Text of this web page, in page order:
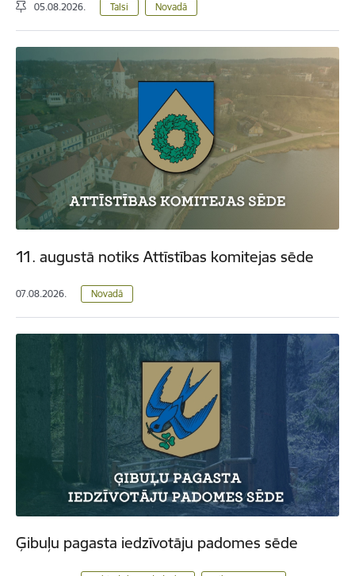
05.08.2026. Talsi Novadā
11. augustā notiks Attīstības komitejas sēde
07.08.2026. Novadā
Ģibuļu pagasta iedzīvotāju padomes sēde